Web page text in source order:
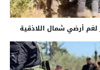
أرضي شمال اللاذقية